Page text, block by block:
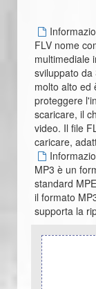
FLV nome
multimediale
sviluppato
molto alto ed
proteggere
scaricare, il
video. Il file
caricare,
MP3 è un
standard
il formato
supporta la